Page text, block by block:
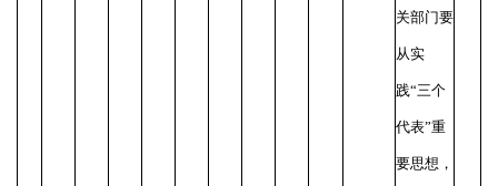
关部门要
从实
践“三个
代表”重
要思想，